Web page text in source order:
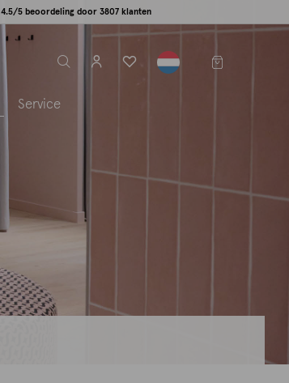
4.5/5 beoordeling door 3807 klanten
label.header.toggle
Service